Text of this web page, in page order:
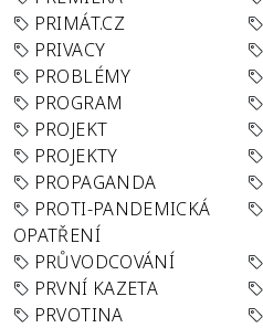
PRIMÁT.CZ
PRIVACY
PROBLÉMY
PROGRAM
PROJEKT
PROJEKTY
PROPAGANDA
PROTI-PANDEMICKÁ
OPATŘENÍ
PRŮVODCOVÁNÍ
PRVNÍ KAZETA
PRVOTINA